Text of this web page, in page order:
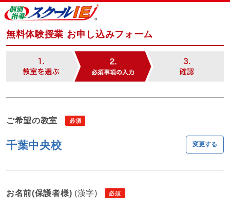
無料体験授業 お申し込みフォーム
ご希望の教室
千葉中央校 変更する
お名前(保護者様) (漢字)